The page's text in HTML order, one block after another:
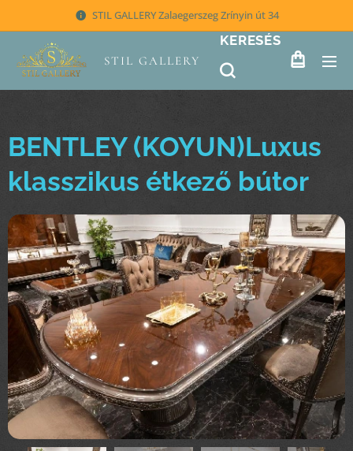
STIL GALLERY Zalaegerszeg Zrínyin út 34
STIL GALLERY
KERESÉS
BENTLEY (KOYUN)Luxus
klasszikus étkező bútor